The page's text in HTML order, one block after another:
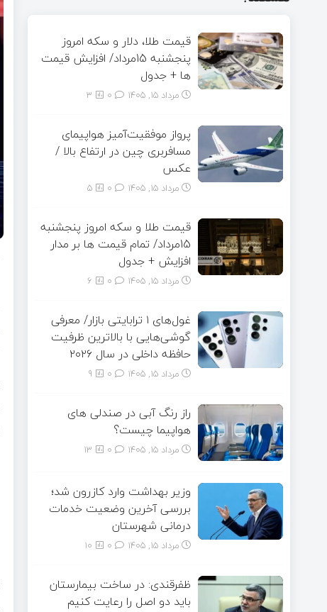
قیمت طلا، دلار و سکه امروز
پنجشنبه 15مرداد/ افزایش قیمت
ها + جدول
مرداد ۱۵, ۱۴۰۵ 3
پرواز موفقیت‌آمیز هواپیمای
مسافربری چین در ارتفاع بالا /
عکس
مرداد ۱۵, ۱۴۰۵ 5
قیمت طلا و سکه امروز پنجشنبه
15مرداد/ تمام قیمت ها بر مدار
افزایش + جدول
مرداد ۱۵, ۱۴۰۵ 6
غول‌های ۱ ترابایتی بازار/ معرفی
گوشی‌هایی با بالاترین ظرفیت
حافظه داخلی در سال ۲۰۲۶
مرداد ۱۵, ۱۴۰۵ 9
راز رنگ آبی در صندلی های
هواپیما چیست؟
مرداد ۱۵, ۱۴۰۵ 13
وزیر بهداشت وارد کازرون شد؛
بررسی آخرین وضعیت خدمات
درمانی شهرستان
مرداد ۱۵, ۱۴۰۵ 10
ظفرقندی: در ساخت بیمارستان
باید دو اصل را رعایت کنیم